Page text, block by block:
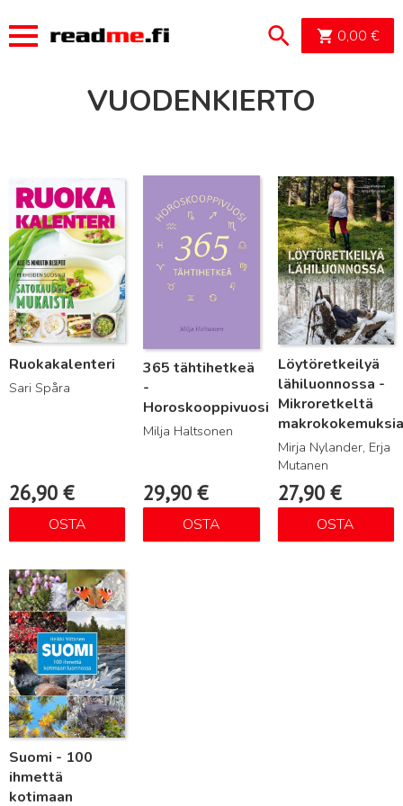
0,00 €
VUODENKIERTO
Ruokakalenteri
Sari Spåra
26,90 €
OSTA
Lue lisää
365 tähtihetkeä
-
Horoskooppivuosi
Milja Haltsonen
29,90€
OSTA
Löytöretkeilyä
lähiluonnossa -
Mikroretkeltä
makrokokemuksia
Mirja Nylander, Erja
Mutanen
27,90 €
OSTA
Lue lisää
Suomi - 100
ihmettä
kotimaan
Lue lisää